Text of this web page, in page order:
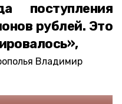
поступления
рублей. Это
Владимир